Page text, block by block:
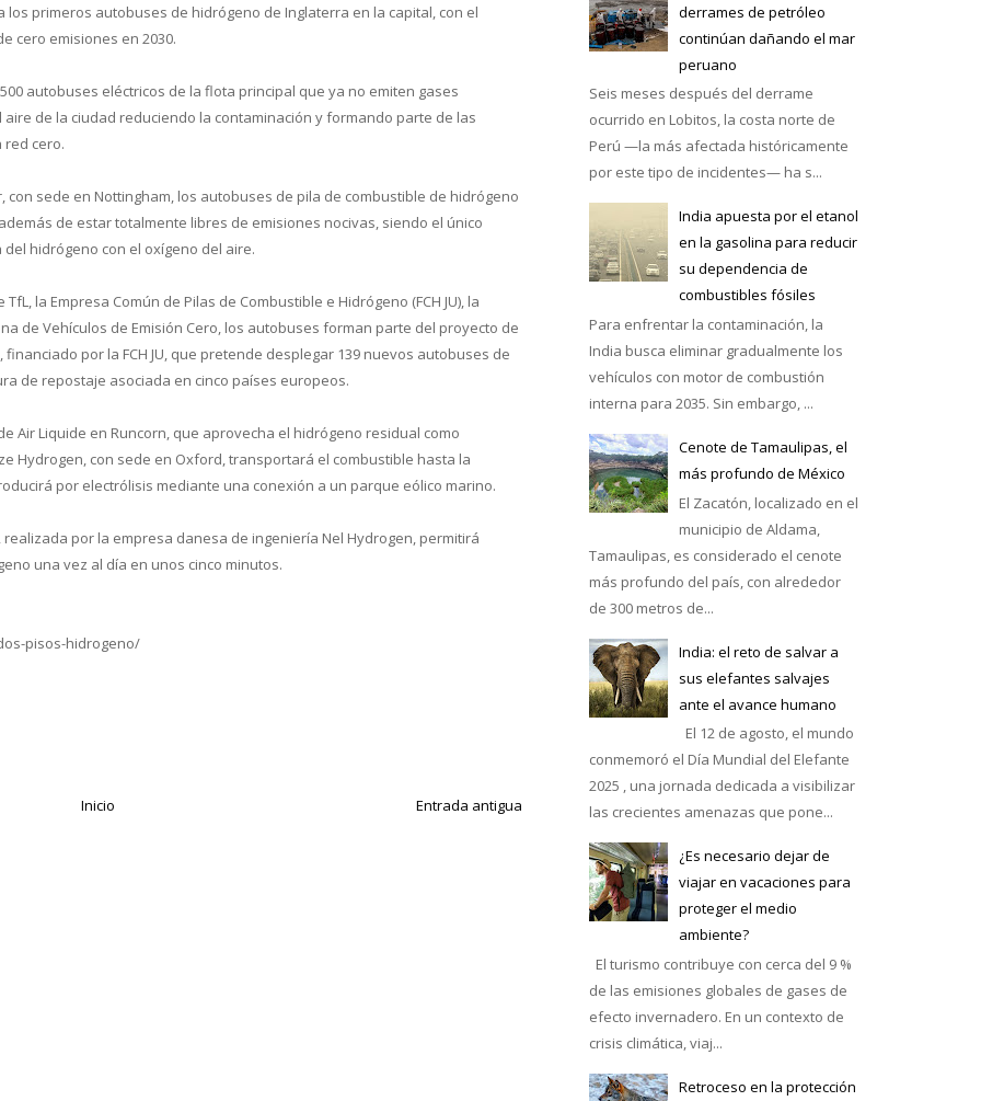
es el mejor calentador solar de México
los primeros autobuses de hidrógeno de Inglaterra en la capital, con el
cero emisiones en 2030.
autobuses eléctricos de la flota principal que ya no emiten gases
de la ciudad reduciendo la contaminación y formando parte de las
red cero.
sede en Nottingham, los autobuses de pila de combustible de hidrógeno
de estar totalmente libres de emisiones nocivas, siendo el único
hidrógeno con el oxígeno del aire.
la Empresa Común de Pilas de Combustible e Hidrógeno (FCH JU), la
de Vehículos de Emisión Cero, los autobuses forman parte del proyecto de
por la FCH JU, que pretende desplegar 139 nuevos autobuses de
de repostaje asociada en cinco países europeos.
Air Liquide en Runcorn, que aprovecha el hidrógeno residual como
Hydrogen, con sede en Oxford, transportará el combustible hasta la
por electrólisis mediante una conexión a un parque eólico marino.
por la empresa danesa de ingeniería Nel Hydrogen, permitirá
una vez al día en unos cinco minutos.
pisos-hidrogeno/
Entrada antigua
Inicio
derrames de petróleo
continúan dañando el mar
peruano
Seis meses después del derrame
ocurrido en Lobitos, la costa norte de
Perú —la más afectada históricamente
por este tipo de incidentes— ha s...
India apuesta por el etanol
en la gasolina para reducir
su dependencia de
combustibles fósiles
Para enfrentar la contaminación, la
India busca eliminar gradualmente los
vehículos con motor de combustión
interna para 2035. Sin embargo, ...
Cenote de Tamaulipas, el
más profundo de México
El Zacatón, localizado en el
municipio de Aldama,
Tamaulipas, es considerado el cenote
más profundo del país, con alrededor
de 300 metros de...
India: el reto de salvar a
sus elefantes salvajes
ante el avance humano
El 12 de agosto, el mundo
conmemoró el Día Mundial del Elefante
2025 , una jornada dedicada a visibilizar
las crecientes amenazas que pone...
¿Es necesario dejar de
viajar en vacaciones para
proteger el medio
ambiente?
El turismo contribuye con cerca del 9 %
de las emisiones globales de gases de
efecto invernadero. En un contexto de
crisis climática, viaj...
Retroceso en la protección